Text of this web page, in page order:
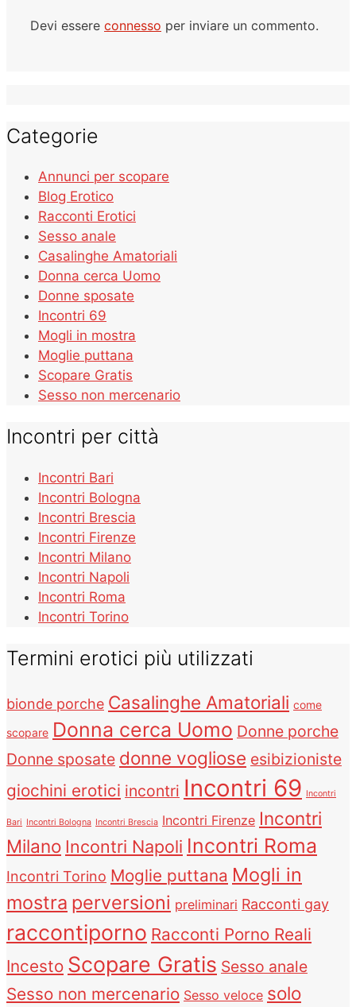
Devi essere connesso per inviare un commento.
Categorie
Annunci per scopare
Blog Erotico
Racconti Erotici
Sesso anale
Casalinghe Amatoriali
Donna cerca Uomo
Donne sposate
Incontri 69
Mogli in mostra
Moglie puttana
Scopare Gratis
Sesso non mercenario
Incontri per città
Incontri Bari
Incontri Bologna
Incontri Brescia
Incontri Firenze
Incontri Milano
Incontri Napoli
Incontri Roma
Incontri Torino
Termini erotici più utilizzati
bionde porche Casalinghe Amatoriali come
scopare Donna cerca Uomo Donne porche
Donne sposate donne vogliose esibizioniste
giochini erotici incontri Incontri 69 Incontri
Bari Incontri Bologna Incontri Brescia Incontri Firenze Incontri
Milano Incontri Napoli Incontri Roma
Incontri Torino Moglie puttana Mogli in
mostra perversioni preliminari Racconti gay
raccontiporno Racconti Porno Reali
Incesto Scopare Gratis Sesso anale
Sesso non mercenario Sesso veloce solo